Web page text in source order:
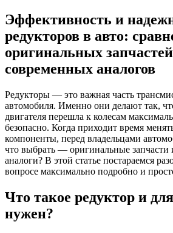
Эффективность и
редукторов в авто:
оригинальных
современных аналогов
Редукторы — это важная часть
автомобиля. Именно они делают так,
двигателя перешла к колесам
безопасно. Когда приходит время
компоненты, перед владельцами
что выбрать — оригинальные
аналоги? В этой статье постараемся
вопросе максимально подробно и
Что такое редуктор и
нужен?